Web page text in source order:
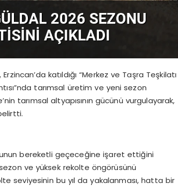
katıldığı “Merkez ve Taşra Teşkilatı
tarımsal üretim ve yeni sezon
tarımsal altyapısının gücünü vurgulayarak,
bereketli geçeceğine işaret ettiğini
ve yüksek rekolte öngörüsünü
seviyesinin bu yıl da yakalanması, hatta bir